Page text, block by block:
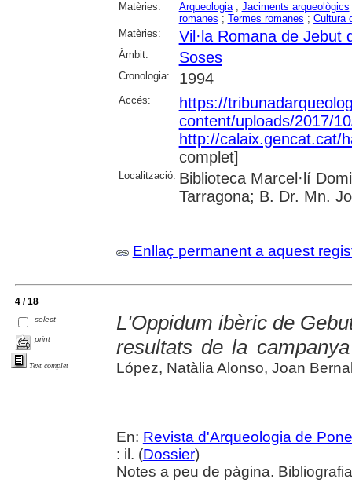
Matèries: Arqueologia; Jaciments arqueològics
romanes ; Termes romanes ; Cultura
Matèries:
Vil·la Romana de Jebut
Àmbit: Soses
Cronologia: 1994
Accés:
https://
content/uploads/2017/
http://calaix.gencat.cat/
complet]
Localització: Biblioteca Marcel·lí
Tarragona; B. Dr. Mn.
Enllaç permanent a aquest
4 / 18
select
print
Text complet
L'Oppidum ibèric de
resultats de la
López, Natàlia Alonso, Joan
En: Revista d'Arqueologia de
: il. (Dossier)
Notes a peu de pàgina.